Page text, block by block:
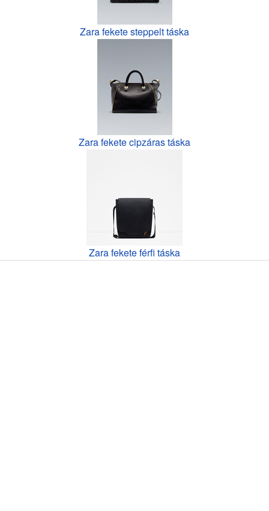
Zara fekete steppelt táska
Zara fekete cipzáras táska
Zara fekete férfi táska